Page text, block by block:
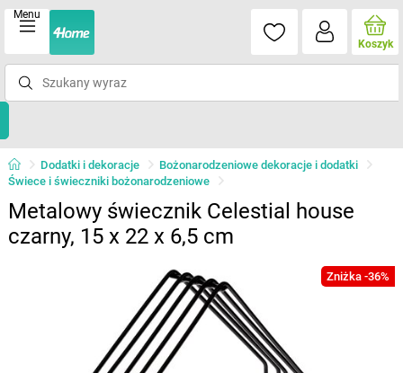
Menu
Koszyk
Dodatki i dekoracje
Bożonarodzeniowe dekoracje i dodatki
Świece i świeczniki bożonarodzeniowe
Metalowy świecznik Celestial house
czarny, 15 x 22 x 6,5 cm
Zniżka -36%